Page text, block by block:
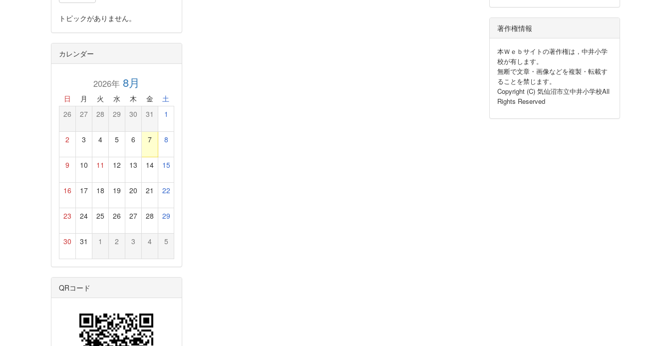
トピックがありません。
カレンダー
2026年8月
日 月 火 水 木 金 土
26 27 28 29 30 31 1
2 3 4 5 6 7 8
9 10 11 12 13 14 15
16 17 18 19 20 21 22
23 24 25 26 27 28 29
30 31 1 2 3 4 5
QRコード
著作権情報
本Ｗｅｂサイトの著作権は，中井小学
校が有します。
無断で文章・画像などを複製・転載す
ることを禁じます。
Copyright (C) 気仙沼市立中井小学校All
Rights Reserved